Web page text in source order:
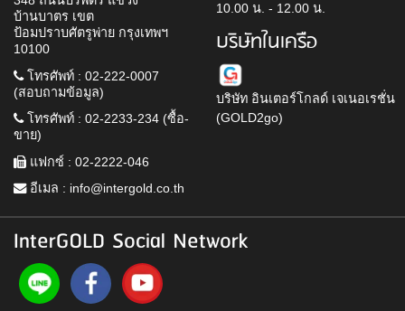
บ้านบาตร เขต
ป้อมปราบศัตรูพ่าย กรุงเทพฯ
10100
โทรศัพท์ : 02-222-0007
(สอบถามข้อมูล)
โทรศัพท์ : 02-2233-234 (ซื้อ-
ขาย)
แฟกซ์ : 02-2222-046
อีเมล : info@intergold.co.th
10.00 น. - 12.00 น.
บริษัทในเครือ
บริษัท อินเตอร์โกลด์ เจเนอเรชั่น
(GOLD2go)
InterGOLD Social Network